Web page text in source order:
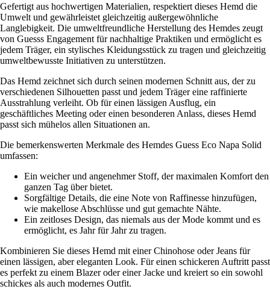
Gefertigt aus hochwertigen Materialien, respektiert dieses Hemd die
Umwelt und gewährleistet gleichzeitig außergewöhnliche
Langlebigkeit. Die umweltfreundliche Herstellung des Hemdes zeugt
von Guesss Engagement für nachhaltige Praktiken und ermöglicht es
jedem Träger, ein stylisches Kleidungsstück zu tragen und gleichzeitig
umweltbewusste Initiativen zu unterstützen.
Das Hemd zeichnet sich durch seinen modernen Schnitt aus, der zu
verschiedenen Silhouetten passt und jedem Träger eine raffinierte
Ausstrahlung verleiht. Ob für einen lässigen Ausflug, ein
geschäftliches Meeting oder einen besonderen Anlass, dieses Hemd
passt sich mühelos allen Situationen an.
Die bemerkenswerten Merkmale des Hemdes Guess Eco Napa Solid
umfassen:
Ein weicher und angenehmer Stoff, der maximalen Komfort den
ganzen Tag über bietet.
Sorgfältige Details, die eine Note von Raffinesse hinzufügen,
wie makellose Abschlüsse und gut gemachte Nähte.
Ein zeitloses Design, das niemals aus der Mode kommt und es
ermöglicht, es Jahr für Jahr zu tragen.
Kombinieren Sie dieses Hemd mit einer Chinohose oder Jeans für
einen lässigen, aber eleganten Look. Für einen schickeren Auftritt passt
es perfekt zu einem Blazer oder einer Jacke und kreiert so ein sowohl
schickes als auch modernes Outfit.